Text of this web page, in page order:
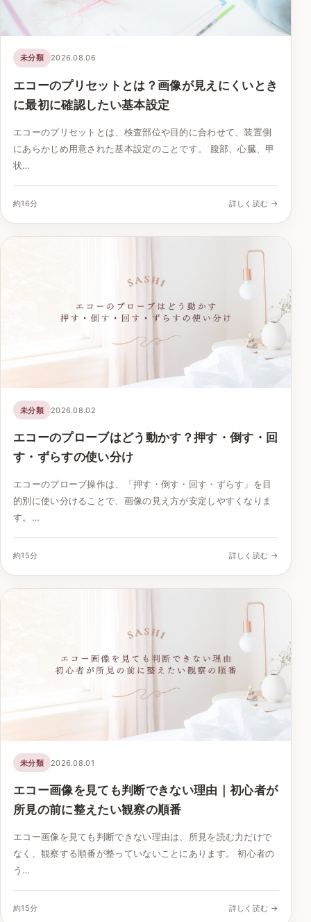
未分類 2026.08.06
エコーのプリセットとは？画像が見えにくいとき
に最初に確認したい基本設定
エコーのプリセットとは、検査部位や目的に合わせて、装置側
にあらかじめ用意された基本設定のことです。 腹部、心臓、甲
状…
約16分 詳しく読む →
未分類 2026.08.02
エコーのプローブはどう動かす？押す・倒す・回
す・ずらすの使い分け
エコーのプローブ操作は、「押す・倒す・回す・ずらす」を目
的別に使い分けることで、画像の見え方が安定しやすくなりま
す。…
約15分 詳しく読む →
未分類 2026.08.01
エコー画像を見ても判断できない理由｜初心者が
所見の前に整えたい観察の順番
エコー画像を見ても判断できない理由は、所見を読む力だけで
なく、観察する順番が整っていないことにあります。 初心者の
う…
約15分 詳しく読む →